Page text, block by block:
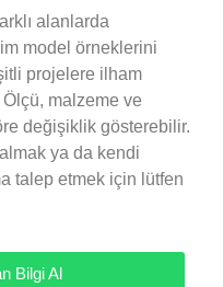
alanlarda
model örneklerini
projelere ilham
malzeme ve
değişiklik gösterebilir.
ya da kendi
talep etmek için lütfen
Bilgi Al